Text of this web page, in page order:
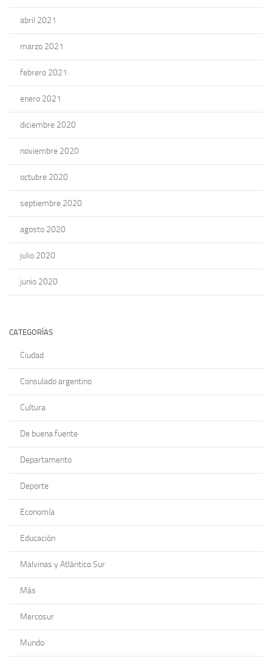
abril 2021
marzo 2021
febrero 2021
enero 2021
diciembre 2020
noviembre 2020
octubre 2020
septiembre 2020
agosto 2020
julio 2020
junio 2020
CATEGORÍAS
Ciudad
Consulado argentino
Cultura
De buena fuente
Departamento
Deporte
Economía
Educación
Malvinas y Atlántico Sur
Más
Mercosur
Mundo